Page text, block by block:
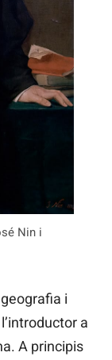
Nin i
i
a
A principis